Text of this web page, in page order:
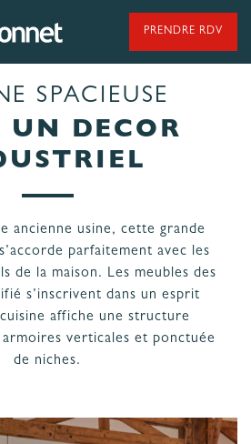
DE CUISINES
EN VENDÉE
& GARANTIES
PRENDRE RDV
SPACIEUSE
UN DECOR
ancienne usine, cette grande
parfaitement avec les
de la maison. Les meubles des
s’inscrivent dans un esprit
affiche une structure
verticales et ponctuée
de niches.